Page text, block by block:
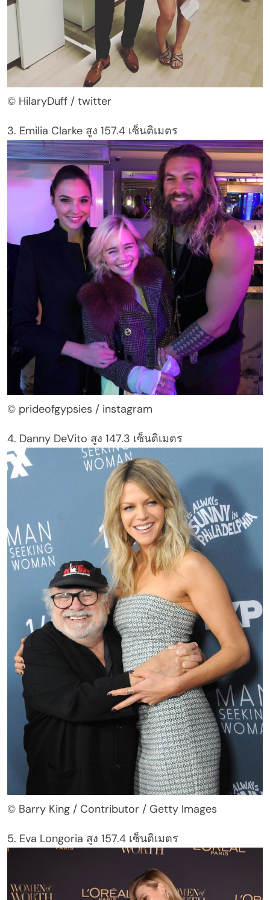
© HilaryDuff / twitter
3. Emilia Clarke สูง 157.4 เซ็นติเมตร
© prideofgypsies / instagram
4. Danny DeVito สูง 147.3 เซ็นติเมตร
© Barry King / Contributor / Getty Images
5. Eva Longoria สูง 157.4 เซ็นติเมตร